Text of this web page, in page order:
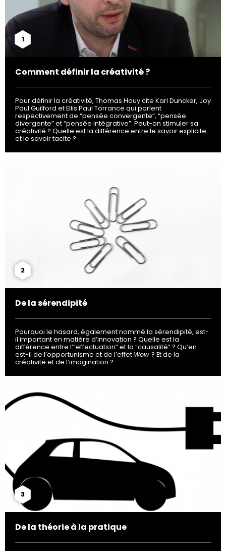
1
Comment définir la créativité ?
Pour définir la créativité, Thomas Houy cite Karl Duncker, Joy
Paul Guilford et Ellis Paul Torrance qui parlent
respectivement de “pensée convergente”, “pensée
divergente” et “pensée intégrative”. Peut-on stimuler sa
créativité ? Quelle est la différence entre le savoir explicite
et le savoir tacite ?
2
De la sérendipité
Pourquoi le hasard, également nommé la sérendipité, est-
il important en matière d’innovation ? Quelle est la
différence entre l’“effectuation” et la “causalité” ? Qu’en
est-il de l’opportunisme et de l’effet Wow ? Et de la
créativité et de l’imagination ?
3
De la théorie à la pratique